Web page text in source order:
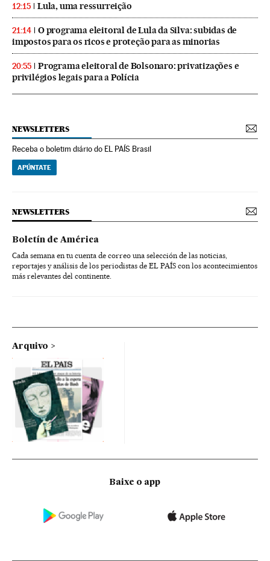
12:15 Lula, uma ressurreição
21:14
O programa eleitoral de Lula da Silva: subidas de
impostos para os ricos e proteção para as minorias
20:55
Programa eleitoral de Bolsonaro: privatizações e
privilégios legais para a Polícia
NEWSLETTERS
Receba o boletim diário do EL PAÍS Brasil
APÚNTATE
NEWSLETTERS
Boletín de América
Cada semana en tu cuenta de correo una selección de las noticias,
reportajes y análisis de los periodistas de EL PAÍS con los acontecimientos
más relevantes del continente.
Arquivo
Baixe o app